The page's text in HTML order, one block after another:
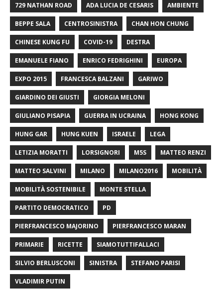
729 NATHAN ROAD ADA LUCIA DE CESARIS AMBIENTE
BEPPE SALA CENTROSINISTRA CHAN HON CHUNG
CHINESE KUNG FU COVID-19 DESTRA
EMANUELE FIANO ENRICO FEDRIGHINI EUROPA
EXPO 2015 FRANCESCA BALZANI GARIWO
GIARDINO DEI GIUSTI GIORGIA MELONI
GIULIANO PISAPIA GUERRA IN UCRAINA HONG KONG
HUNG GAR HUNG KUEN ISRAELE LEGA
LETIZIA MORATTI LORSIGNORI M5S MATTEO RENZI
MATTEO SALVINI MILANO MILANO2016 MOBILITÀ
MOBILITÀ SOSTENIBILE MONTE STELLA
PARTITO DEMOCRATICO PD
PIERFRANCESCO MAJORINO PIERFRANCESCO MARAN
PRIMARIE RICETTE SIAMOTUTTIFALLACI
SILVIO BERLUSCONI SINISTRA STEFANO PARISI
VLADIMIR PUTIN